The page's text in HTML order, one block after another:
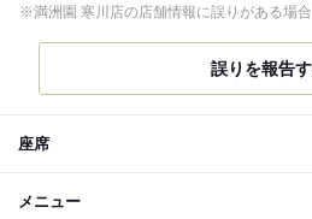
※満洲園 寒川店の店舗情報に誤りがある場
誤りを報告
座席
メニュー